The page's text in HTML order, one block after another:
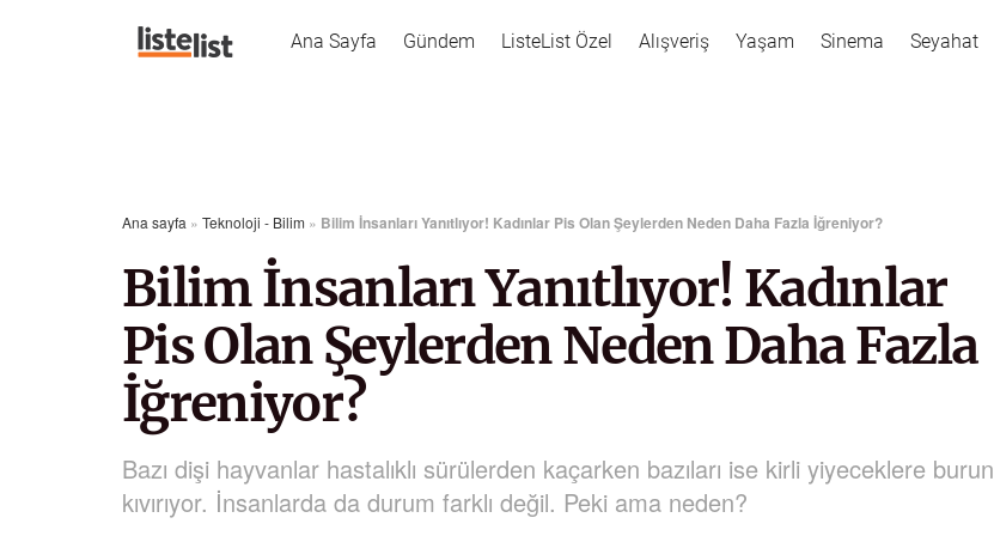
Ana Sayfa Gündem ListeList Özel Alışveriş Yaşam Sinema Seyahat
Ana sayfa » Teknoloji - Bilim » Bilim İnsanları Yanıtlıyor! Kadınlar Pis Olan Şeylerden Neden Daha Fazla İğreniyor?
Bilim İnsanları Yanıtlıyor! Kadınlar
Pis Olan Şeylerden Neden Daha Fazla
İğreniyor?
Bazı dişi hayvanlar hastalıklı sürülerden kaçarken bazıları ise kirli yiyeceklere burun
kıvırıyor. İnsanlarda da durum farklı değil. Peki ama neden?